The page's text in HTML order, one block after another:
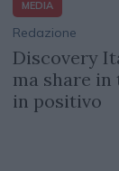
MEDIA
Redazione
Discovery
ma share in
in positivo